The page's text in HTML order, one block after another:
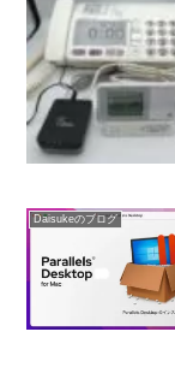
Daisukeのブログ